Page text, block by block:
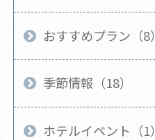
おすすめプラン（8）
季節情報（18）
ホテルイベント（1）